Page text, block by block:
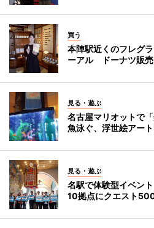
買う
本陣駅近くのフレグ
ーアル ドーナツ販売
見る・遊ぶ
名古屋マリオットで
魚泳ぐ、浮世絵アー
見る・遊ぶ
名駅で体験型イベン
10拠点にクエスト